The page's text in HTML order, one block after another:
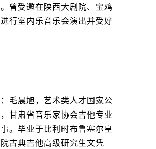
曾受邀在陕西大剧院、宝鸡
行室内乐音乐会演出并受好
毛晨旭，艺术类人才国家公
甘肃省音乐家协会吉他专业
。毕业于比利时布鲁塞尔皇
古典吉他高级研究生文凭